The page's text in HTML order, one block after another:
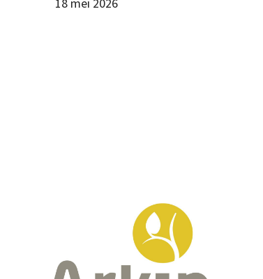
18 mei 2026